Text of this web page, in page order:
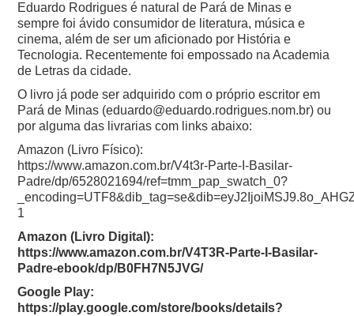
Eduardo Rodrigues é natural de Pará de Minas e
sempre foi ávido consumidor de literatura, música e
cinema, além de ser um aficionado por História e
Tecnologia. Recentemente foi empossado na Academia
de Letras da cidade.
O livro já pode ser adquirido com o próprio escritor em
Pará de Minas (eduardo@eduardo.rodrigues.nom.br) ou
por alguma das livrarias com links abaixo:
Amazon (Livro Físico):
https://www.amazon.com.br/V4t3r-Parte-I-Basilar-
Padre/dp/6528021694/ref=tmm_pap_swatch_0?
1
Amazon (Livro Digital):
https://www.amazon.com.br/V4T3R-Parte-I-Basilar-
Padre-ebook/dp/B0FH7N5JVG/
Google Play:
https://play.google.com/store/books/details?